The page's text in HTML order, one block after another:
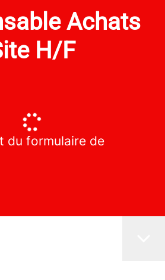
Achats
H/F
du formulaire de